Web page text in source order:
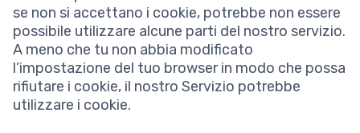
se non si accettano i cookie, potrebbe non essere
possibile utilizzare alcune parti del nostro servizio.
A meno che tu non abbia modificato
l’impostazione del tuo browser in modo che possa
rifiutare i cookie, il nostro Servizio potrebbe
utilizzare i cookie.